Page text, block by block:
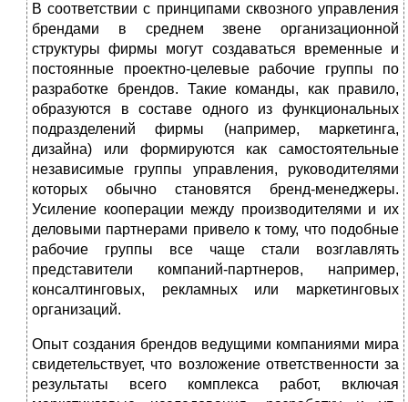
В соответствии с принципами сквозного управления
брендами в среднем звене организационной
структуры фирмы могут создавать­ся временные и
постоянные проектно-целевые рабочие группы по
разработке брендов. Такие команды, как правило,
образуются в со­ставе одного из функциональных
подразделений фирмы (например, маркетинга,
дизайна) или формируются как самостоятельные
неза­висимые группы управления, руководителями
которых обычно ста­новятся бренд-менеджеры.
Усиление кооперации между производи­телями и их
деловыми партнерами привело к тому, что подобные
рабочие группы все чаще стали возглавлять
представители компа­ний-партнеров, например,
консалтинговых, рекламных или маркетин­говых
организаций.
Опыт создания брендов ведущими компаниями мира
свидетель­ствует, что возложение ответственности за
результаты всего комп­лекса работ, включая